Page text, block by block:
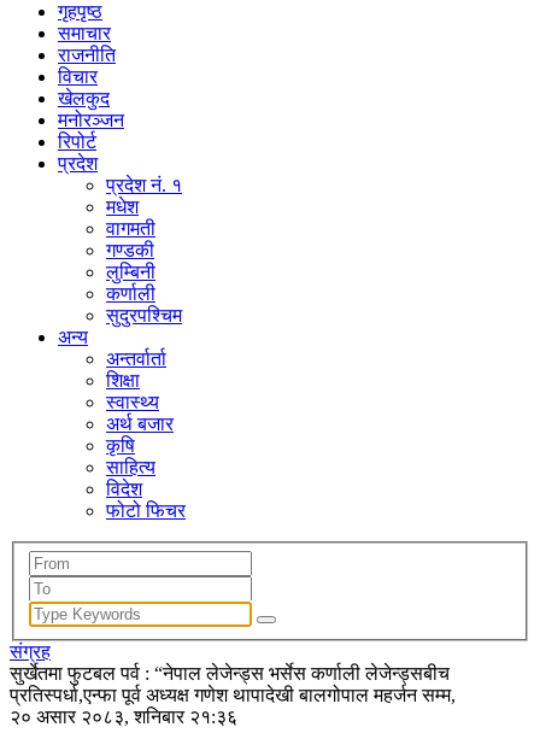
गृहपृष्ठ
समाचार
राजनीति
विचार
खेलकुद
मनोरञ्जन
रिपोर्ट
प्रदेश
प्रदेश नं. १
मधेश
वागमती
गण्डकी
लुम्बिनी
कर्णाली
सुदुरपश्चिम
अन्य
अन्तर्वार्ता
शिक्षा
स्वास्थ्य
अर्थ बजार
कृषि
साहित्य
विदेश
फोटो फिचर
संग्रह
सुर्खेतमा फुटबल पर्व : “नेपाल लेजेन्ड्स भर्सेस कर्णाली लेजेन्ड्सबीच
प्रतिस्पर्धा,एन्फा पूर्व अध्यक्ष गणेश थापादेखी बालगोपाल महर्जन सम्म,
२० असार २०८३, शनिबार २१:३६